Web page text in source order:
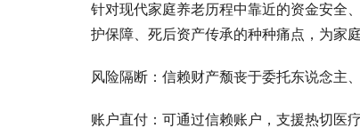
针对现代家庭养老历程中靠近的资金安全
护保障、死后资产传承的种种痛点，为家
风险隔断：信赖财产颓丧于委托东说念主
账户直付：可通过信赖账户，支援热切医